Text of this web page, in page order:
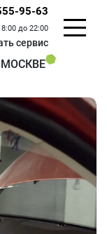
95-63
до 22:00
сервис
МОСКВЕ